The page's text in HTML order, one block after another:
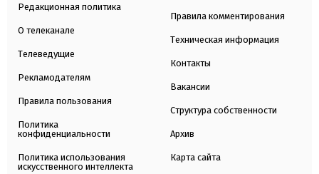
Редакционная политика
О телеканале
Телеведущие
Рекламодателям
Правила пользования
Политика
конфиденциальности
Политика использования
искусственного интеллекта
Правила комментирования
Техническая информация
Контакты
Вакансии
Структура собственности
Архив
Карта сайта